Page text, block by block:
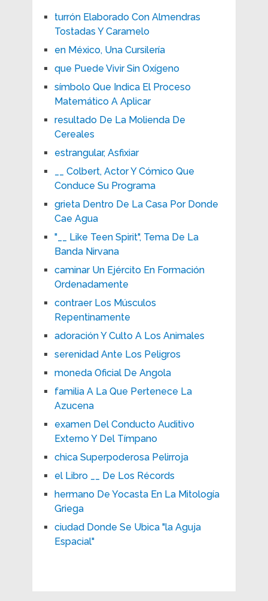
turrón Elaborado Con Almendras
Tostadas Y Caramelo
en México, Una Cursilería
que Puede Vivir Sin Oxígeno
símbolo Que Indica El Proceso
Matemático A Aplicar
resultado De La Molienda De
Cereales
estrangular, Asfixiar
__ Colbert, Actor Y Cómico Que
Conduce Su Programa
grieta Dentro De La Casa Por Donde
Cae Agua
"__ Like Teen Spirit", Tema De La
Banda Nirvana
caminar Un Ejército En Formación
Ordenadamente
contraer Los Músculos
Repentinamente
adoración Y Culto A Los Animales
serenidad Ante Los Peligros
moneda Oficial De Angola
familia A La Que Pertenece La
Azucena
examen Del Conducto Auditivo
Externo Y Del Tímpano
chica Superpoderosa Pelirroja
el Libro __ De Los Récords
hermano De Yocasta En La Mitología
Griega
ciudad Donde Se Ubica "la Aguja
Espacial"